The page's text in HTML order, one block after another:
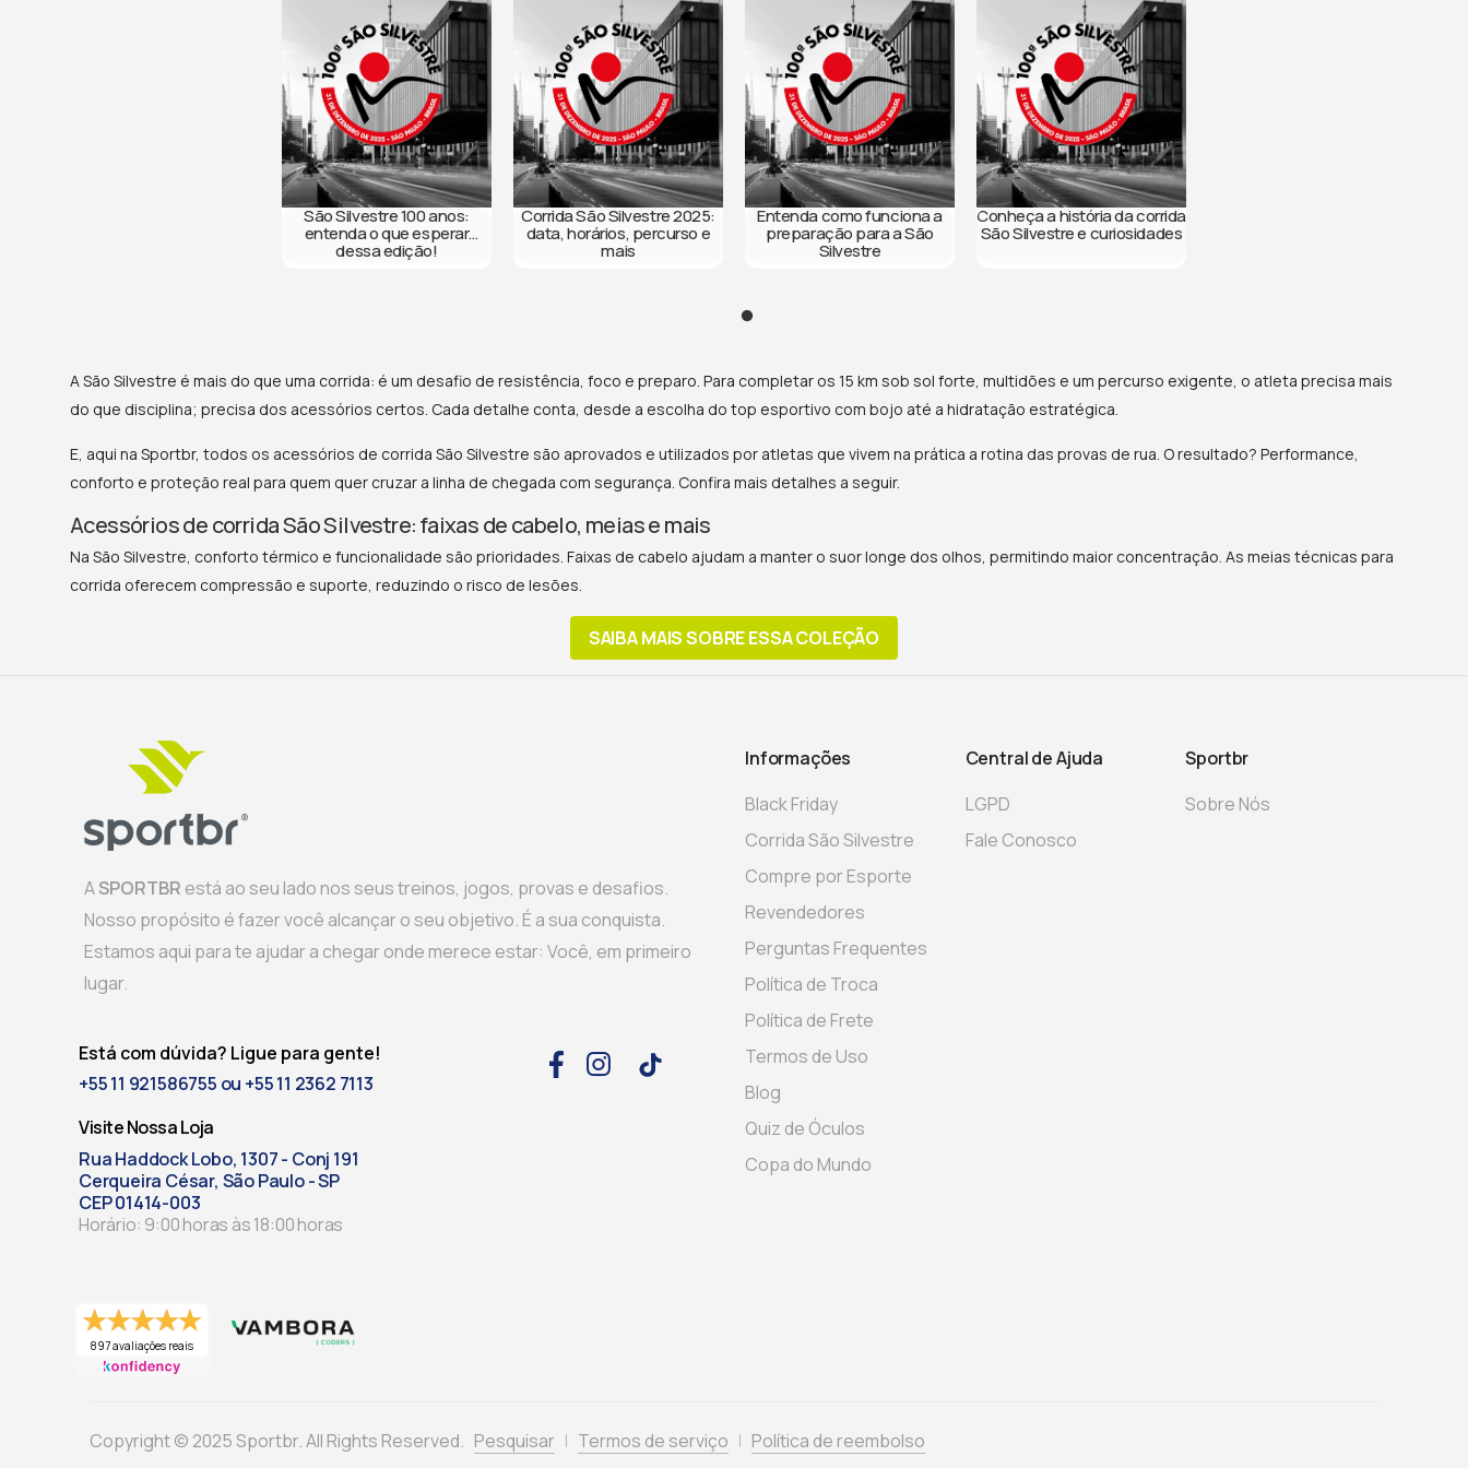
Escolha os acessórios de corrida para a São Silvestre favoritos e boa corrida!
São Silvestre 100 anos:
entenda o que esperar
dessa edição!
Corrida São Silvestre 2025:
data, horários, percurso e
mais
Entenda como funciona a
preparação para a São
Silvestre
Conheça a história da corrida
São Silvestre e curiosidades
A São Silvestre é mais do que uma corrida: é um desafio de resistência, foco e preparo. Para completar os 15 km sob sol forte, multidões e um percurso exigente, o atleta precisa mais
do que disciplina; precisa dos acessórios certos. Cada detalhe conta, desde a escolha do top esportivo com bojo até a hidratação estratégica.
E, aqui na Sportbr, todos os acessórios de corrida São Silvestre são aprovados e utilizados por atletas que vivem na prática a rotina das provas de rua. O resultado? Performance,
conforto e proteção real para quem quer cruzar a linha de chegada com segurança. Confira mais detalhes a seguir.
Acessórios de corrida São Silvestre: faixas de cabelo, meias e mais
Na São Silvestre, conforto térmico e funcionalidade são prioridades. Faixas de cabelo ajudam a manter o suor longe dos olhos, permitindo maior concentração. As meias técnicas para
corrida oferecem compressão e suporte, reduzindo o risco de lesões.
SAIBA MAIS SOBRE ESSA COLEÇÃO
ASPORTBR está ao seu lado nos seus treinos, jogos, provas e desafios.
Nosso propósito é fazer você alcançar o seu objetivo. É a sua conquista.
Estamos aqui para te ajudar a chegar onde merece estar: Você, em primeiro
lugar.
Está com dúvida? Ligue para gente!
+55 11 921586755 ou +55 11 2362 7113
Visite Nossa Loja
Rua Haddock Lobo, 1307 - Conj 191
Cerqueira César, São Paulo - SP
CEP 01414-003
Horário: 9:00 horas às 18:00 horas
Informações
Black Friday
Corrida São Silvestre
Compre por Esporte
Revendedores
Perguntas Frequentes
Política de Troca
Política de Frete
Termos de Uso
Blog
Quiz de Óculos
Copa do Mundo
Central de Ajuda
LGPD
Fale Conosco
Sportbr
Sobre Nós
897 avaliações reais
Copyright © 2025 Sportbr. All Rights Reserved. Pesquisar Termos de serviço Política de reembolso